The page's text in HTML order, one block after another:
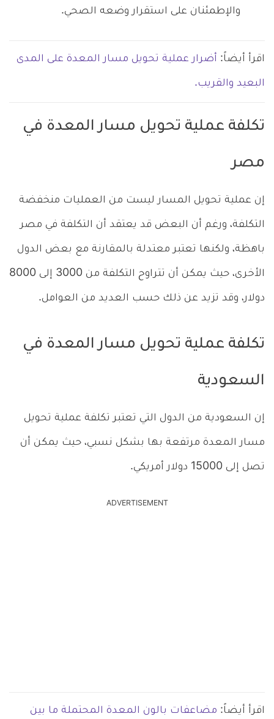
والإطمئنان على استقرار وضعه الصحي.
اقرأ أيضاً: أضرار عملية تحويل مسار المعدة على المدى
البعيد والقريب.
تكلفة عملية تحويل مسار المعدة في
مصر
إن عملية تحويل المسار ليست من العمليات منخفضة
التكلفة، ورغم أن البعض قد يعتقد أن التكلفة في مصر
باهظة، ولكنها تعتبر معتدلة بالمقارنة مع بعض الدول
الأخرى، حيث يمكن أن تتراوح التكلفة من 3000 إلى 8000
دولار، وقد تزيد عن ذلك حسب العديد من العوامل.
تكلفة عملية تحويل مسار المعدة في
السعودية
إن السعودية من الدول التي تعتبر تكلفة عملية تحويل
مسار المعدة مرتفعة بها بشكل نسبي، حيث يمكن أن
تصل إلى 15000 دولار أمريكي.
ADVERTISEMENT
اقرأ أيضاً: مضاعفات بالون المعدة المحتملة ما بين